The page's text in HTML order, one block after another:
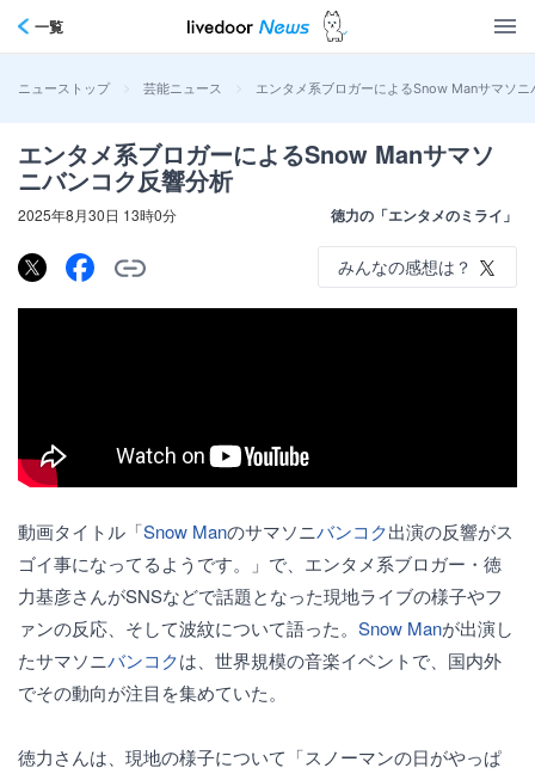
一覧
ニューストップ > 芸能ニュース > エンタメ系ブロガーによるSnow Manサマソニ
エンタメ系ブロガーによるSnow Manサマソ
ニバンコク反響分析
2025年8月30日 13時0分 徳力の「エンタメのミライ」
みんなの感想は？
動画タイトル「Snow Manのサマソニバンコク出演の反響がス
ゴイ事になってるようです。」で、エンタメ系ブロガー・徳
力基彦さんがSNSなどで話題となった現地ライブの様子やフ
ァンの反応、そして波紋について語った。 Snow Manが出演し
たサマソニバンコクは、世界規模の音楽イベントで、国内外
でその動向が注目を集めていた。
徳力さんは、現地の様子について「スノーマンの日がやっぱ